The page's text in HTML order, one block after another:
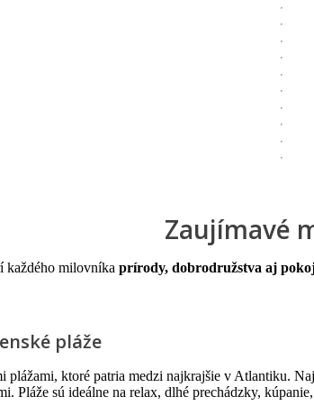
Zaujímavé
každého milovníka prírody, dobrodružstva aj
pláže
plážami, ktoré patria medzi najkrajšie v Atlantiku.
Pláže sú ideálne na relax, dlhé prechádzky,